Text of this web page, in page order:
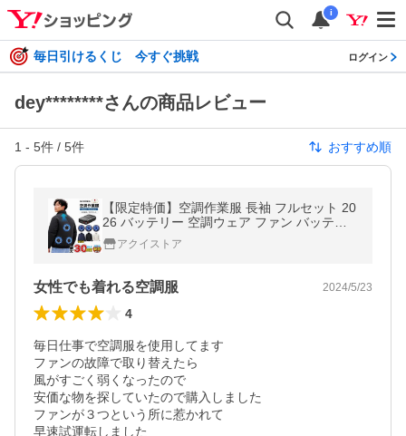
i
毎日引けるくじ 今すぐ挑戦 ログイン
dey********さんの商品レビュー
1 - 5件 / 5件 おすすめ順
【限定特価】空調作業服 長袖 フルセット 20
26 バッテリー 空調ウェア ファン バッテリ
ー セット エアコン服 ファンセット 空調作業
着 レディース 男女兼用 爆買
アクイストア
女性でも着れる空調服 2024/5/23
4
毎日仕事で空調服を使用してます
ファンの故障で取り替えたら
風がすごく弱くなったので
安価な物を探していたので購入しました
ファンが３つという所に惹かれて
早速試運転しました